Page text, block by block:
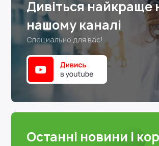
Дивіться найкраще
нашому каналі
Специально для вас!
Останні новини і